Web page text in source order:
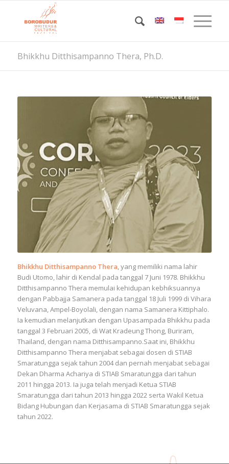
Bhikkhu Ditthisampanno Thera, Ph.D.
Bhikkhu Ditthisampanno Thera, yang memiliki nama lahir
Budi Utomo, lahir di Kendal pada tanggal 7 Juni 1978. Bhikkhu
Ditthisampanno Thera memulai kehidupan kebhiksuannya
dengan Pabbajja Samanera pada tanggal 18 Juli 1999 di Vihara
Veluvana, Ampel-Boyolali, dengan nama Samanera Kittiphalo.
Ia kemudian melanjutkan dengan Upasampada Bhikkhu pada
tanggal 3 Februari 2005, di Wat Kradeung Thong, Buriram,
Thailand, dengan nama Ditthisampanno.Saat ini, Bhikkhu
Ditthisampanno Thera menjabat sebagai dosen di STIAB
Smaratungga sejak tahun 2004 dan pernah menjabat sebagai
Dekan Dharma Achariya di STIAB Smaratungga dari tahun
2011 hingga 2013. Ia juga telah menjadi Ketua STIAB
Smaratungga dari tahun 2013 hingga 2022 serta Wakil Ketua
Bidang Hubungan dan Kerjasama di STIAB Smaratungga sejak
tahun 2022.